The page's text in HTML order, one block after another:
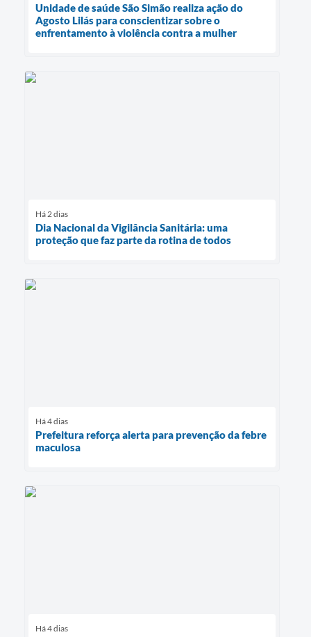
Unidade de saúde São Simão realiza ação do
Agosto Lilás para conscientizar sobre o
enfrentamento à violência contra a mulher
Há 2 dias
Dia Nacional da Vigilância Sanitária: uma
proteção que faz parte da rotina de todos
Há 4 dias
Prefeitura reforça alerta para prevenção da febre
maculosa
Há 4 dias